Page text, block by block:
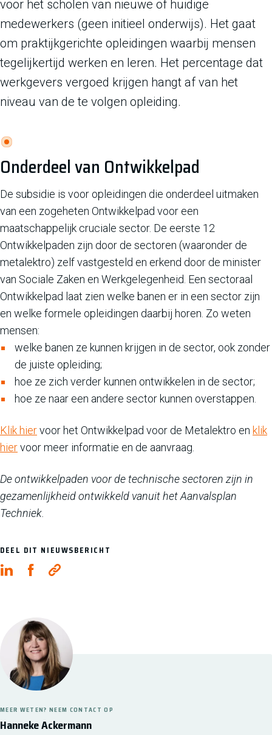
voor het scholen van nieuwe of huidige
medewerkers (geen initieel onderwijs). Het gaat
om praktijkgerichte opleidingen waarbij mensen
tegelijkertijd werken en leren. Het percentage dat
werkgevers vergoed krijgen hangt af van het
niveau van de te volgen opleiding.
Onderdeel van Ontwikkelpad
De subsidie is voor opleidingen die onderdeel uitmaken
van een zogeheten Ontwikkelpad voor een
maatschappelijk cruciale sector. De eerste 12
Ontwikkelpaden zijn door de sectoren (waaronder de
metalektro) zelf vastgesteld en erkend door de minister
van Sociale Zaken en Werkgelegenheid. Een sectoraal
Ontwikkelpad laat zien welke banen er in een sector zijn
en welke formele opleidingen daarbij horen. Zo weten
mensen:
welke banen ze kunnen krijgen in de sector, ook zonder
de juiste opleiding;
hoe ze zich verder kunnen ontwikkelen in de sector;
hoe ze naar een andere sector kunnen overstappen.
Klik hiervoor het Ontwikkelpad voor de Metalektro en klik
hiervoor meer informatie en de aanvraag.
De ontwikkelpaden voor de technische sectoren zijn in
gezamenlijkheid ontwikkeld vanuit het Aanvalsplan
Techniek.
DEEL DIT NIEUWSBERICHT
Hanneke Ackermann
MEER WETEN? NEEM CONTACT OP